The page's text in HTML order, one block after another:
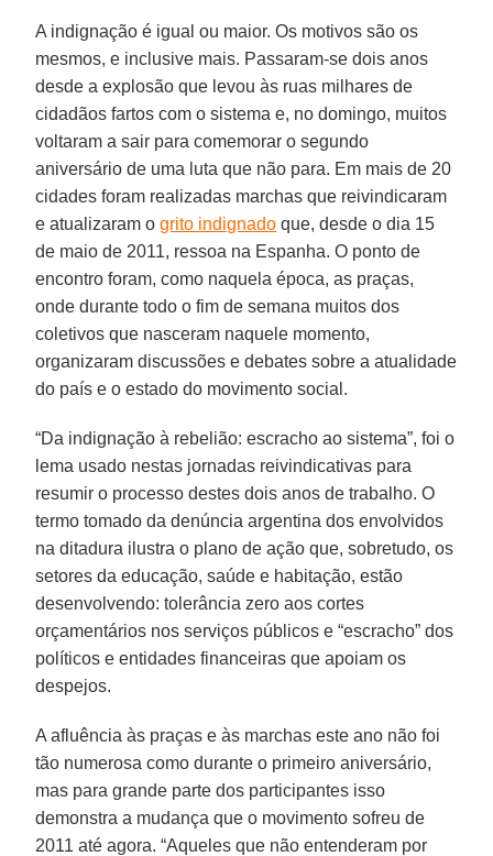
A indignação é igual ou maior. Os motivos são os
mesmos, e inclusive mais. Passaram-se dois anos
desde a explosão que levou às ruas milhares de
cidadãos fartos com o sistema e, no domingo, muitos
voltaram a sair para comemorar o segundo
aniversário de uma luta que não para. Em mais de 20
cidades foram realizadas marchas que reivindicaram
e atualizaram ogrito indignado que, desde o dia 15
de maio de 2011, ressoa na Espanha. O ponto de
encontro foram, como naquela época, as praças,
onde durante todo o fim de semana muitos dos
coletivos que nasceram naquele momento,
organizaram discussões e debates sobre a atualidade
do país e o estado do movimento social.
“Da indignação à rebelião: escracho ao sistema”, foi o
lema usado nestas jornadas reivindicativas para
resumir o processo destes dois anos de trabalho. O
termo tomado da denúncia argentina dos envolvidos
na ditadura ilustra o plano de ação que, sobretudo, os
setores da educação, saúde e habitação, estão
desenvolvendo: tolerância zero aos cortes
orçamentários nos serviços públicos e “escracho” dos
políticos e entidades financeiras que apoiam os
despejos.
A afluência às praças e às marchas este ano não foi
tão numerosa como durante o primeiro aniversário,
mas para grande parte dos participantes isso
demonstra a mudança que o movimento sofreu de
2011 até agora. “Aqueles que não entenderam por